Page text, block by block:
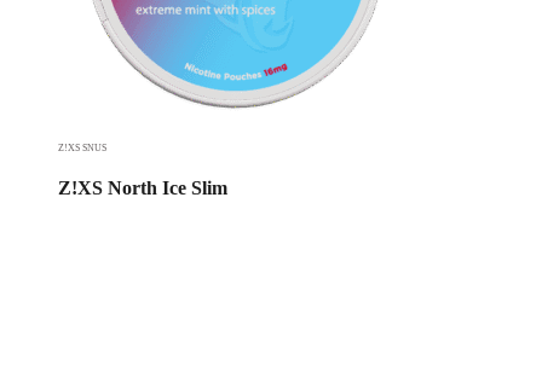
Z!XS SNUS
Z!XS North Ice Slim